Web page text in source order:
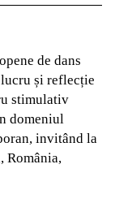
de dans
și reflecție
stimulativ
domeniul
invitând la
România,